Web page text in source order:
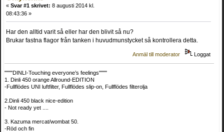
« Svar #1 skrivet: 8 augusti 2014 kl.
08:43:36 »
Har den alltid varit så eller har den blivit så nu?
Brukar fastna flagor från tanken i huvudmunstycket så kontrollera detta.
Anmäl till moderator Loggat
""""DINLI-Touching everyone’s feelings""""
1. Dinli 450 orange Allround-EDITION
-Fullflödes UNI luftfilter, Fullflödes slip-on, Fullflödes filterolja
2.Dinli 450 black nice-edition
- Not ready yet ....
3. Kazuma mercat/wombat 50.
-Röd och fin